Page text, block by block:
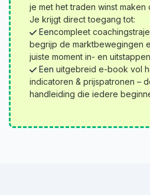
je met het traden winst maken
Je krijgt direct toegang tot:
Eencompleet
begrijp de marktbewegingen
juiste moment in- en uitstappen
Eenuitgebreid e-book vol
indicatoren & prijs­patronen –
handleiding die iedere